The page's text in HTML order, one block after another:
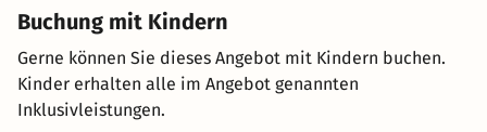
Buchung mit Kindern
Gerne können Sie dieses Angebot mit Kindern buchen.
Kinder erhalten alle im Angebot genannten
Inklusivleistungen.